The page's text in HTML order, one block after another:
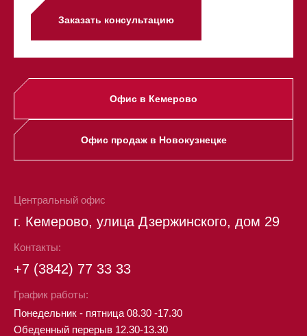
Заказать консультацию
Офис в Кемерово
Офис продаж в Новокузнецке
Центральный офис
г. Кемерово, улица Дзержинского, дом 29
Контакты:
+7 (3842) 77 33 33
График работы:
Понедельник - пятница 08.30 -17.30
Обеденный перерыв 12.30-13.30